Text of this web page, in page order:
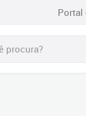
Portal